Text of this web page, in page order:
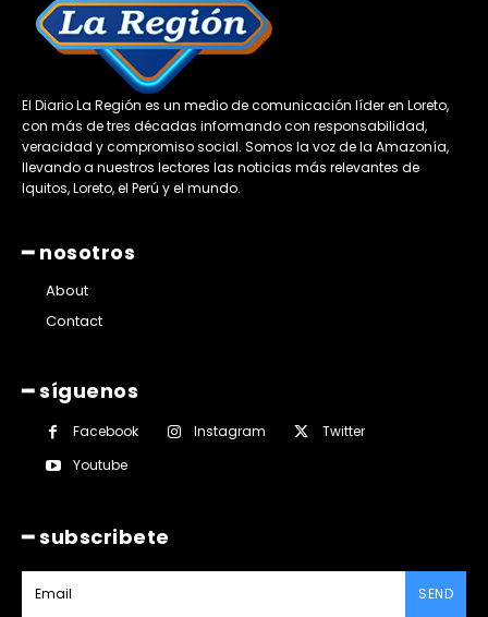
El Diario La Región es un medio de comunicación líder en Loreto,
con más de tres décadas informando con responsabilidad,
veracidad y compromiso social. Somos la voz de la Amazonía,
llevando a nuestros lectores las noticias más relevantes de
Iquitos, Loreto, el Perú y el mundo.
━ nosotros
About
Contact
━ síguenos
Facebook Instagram
Twitter
Youtube
━ subscribete
SEND